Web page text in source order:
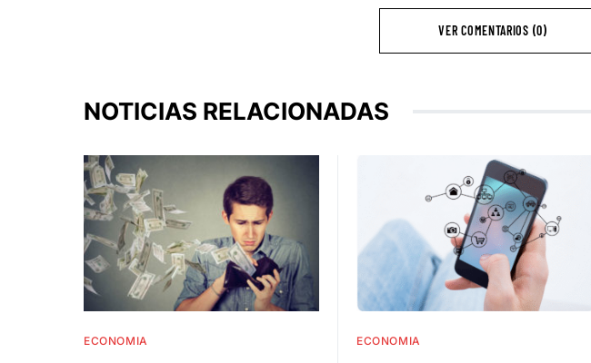
VER COMENTARIOS (0)
NOTICIAS RELACIONADAS
ECONOMIA ECONOMIA